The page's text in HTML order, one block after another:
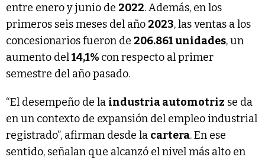
entre enero y junio de 2022. Además, en los
primeros seis meses del año 2023, las ventas a los
concesionarios fueron de 206.861 unidades, un
aumento del14,1% con respecto al primer
semestre del año pasado.
“El desempeño de la industria automotriz se da
en un contexto de expansión del empleo industrial
registrado”, afirman desde la cartera. En ese
sentido, señalan que alcanzó el nivel más alto en